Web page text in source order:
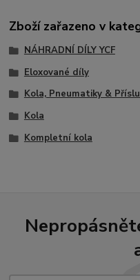
Zboží zařazeno v
NÁHRADNÍ DÍLY YCF
Eloxované díly
Kola, Pneumatiky &
Kola
Kompletní kola